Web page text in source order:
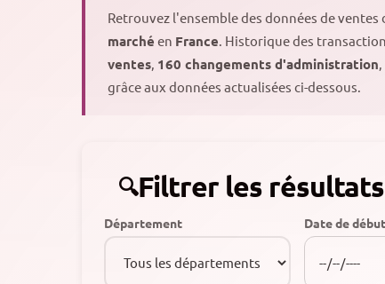
Retrouvez l'ensemble des données de
marché en France. Historique des
ventes, 160 changements d'administration,
grâce aux données actualisées ci-dessous.
Filtrer les résultats
Département Date de début